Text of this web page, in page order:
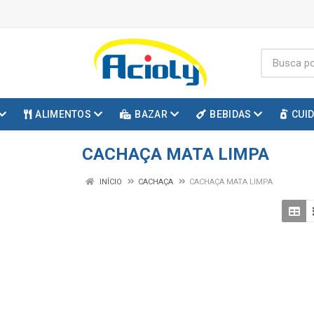
ALIMENTOS BAZAR BEBIDAS
CACHAÇA MATA LIMPA
INÍCIO CACHAÇA CACHAÇA MATA LIMPA